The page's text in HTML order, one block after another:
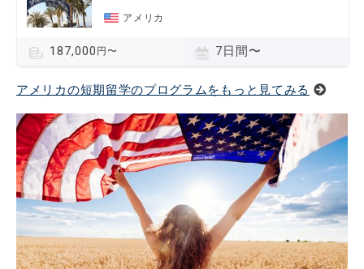
アメリカ
187,000 円〜 7日間〜
アメリカの短期留学のプログラムをもっと見てみる